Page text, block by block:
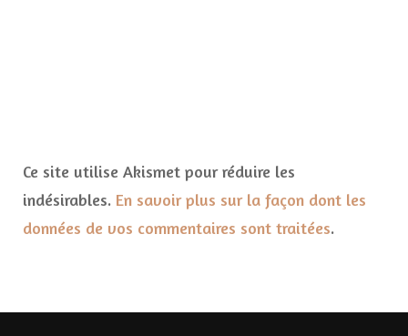
Ce site utilise Akismet pour réduire les
indésirables. En savoir plus sur la façon dont les
données de vos commentaires sont traitées.